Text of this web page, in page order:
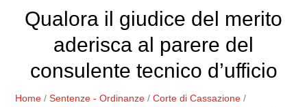
Qualora il giudice del merito
aderisca al parere del
consulente tecnico d’ufficio
Home /Sentenze - Ordinanze /Corte di Cassazione /